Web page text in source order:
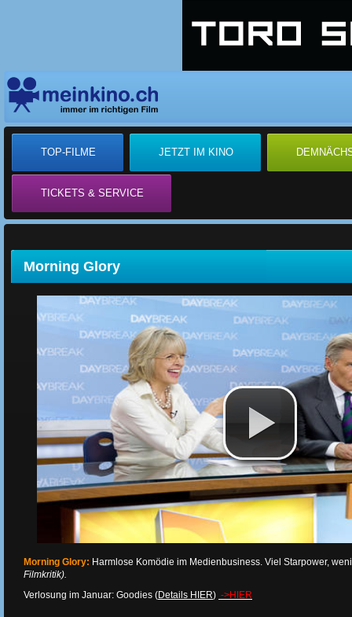
TOP-FILME JETZT IM KINO
TICKETS & SERVICE
Morning Glory
Morning Glory: Harmlose Komödie im Medienbusiness. Viel Starpower,
Filmkritik).
Verlosung im Januar: Goodies (Details HIER) ->HIER